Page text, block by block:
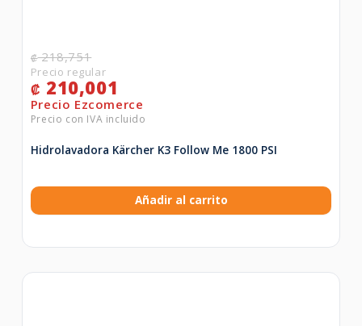
₡218,751
₡ 210,001
Hidrolavadora Kärcher K3 Follow Me 1800 PSI
Añadir al carrito